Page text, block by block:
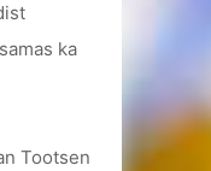
ka
Tootsen